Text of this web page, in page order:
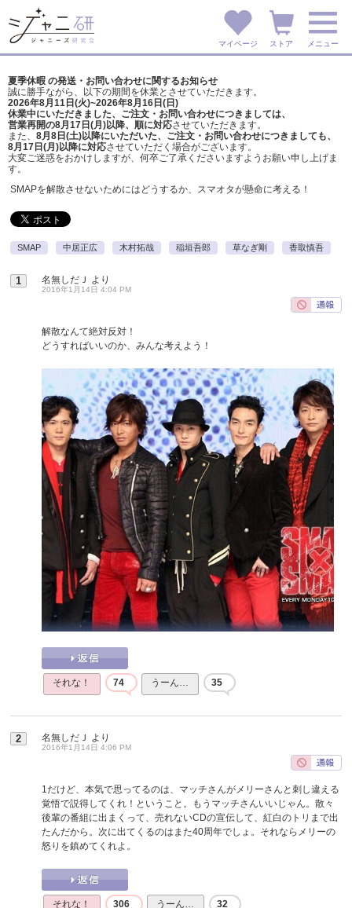
マイページ ストア メニュー
夏季休暇 の発送・お問い合わせに関するお知らせ
誠に勝手ながら、以下の期間を休業とさせていただきます。
2026年8月11日(火)~2026年8月16日(日)
休業中にいただきました、ご注文・お問い合わせにつきましては、
営業再開の8月17日(月)以降、順に対応させていただきます。
また、 8月8日(土)以降にいただいた、ご注文・ お問い合わせにつきましても、
8月17日(月)以降に対応させていただく場合がございます。
大変ご迷惑をおかけしますが、 何卒ご了承くださいますようお願い申し上げま
す。
SMAPを解散させないためにはどうするか、スマオタが懸命に考える！
SMAP 中居正広 木村拓哉 稲垣吾郎 草なぎ剛 香取慎吾
1 名無しだＪ より
2016年1月14日 4:04 PM
解散なんて絶対反対！
どうすればいいのか、みんな考えよう！
それな！ 74 うーん… 35
2 名無しだＪ より
2016年1月14日 4:06 PM
1だけど、本気で思ってるのは、マッチさんがメリーさんと刺し違える
覚悟で説得してくれ！ということ。もうマッチさんいいじゃん。散々
後輩の番組に出まくって、売れないCDの宣伝して、紅白のトリまで出
たんだから。次に出てくるのはまた40周年でしょ。それならメリーの
怒りを鎮めてくれよ。
それな！ 306 うーん… 32